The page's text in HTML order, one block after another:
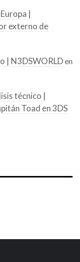
|
externo de
| N3DSWORLDen
técnico |
Toad en 3DS